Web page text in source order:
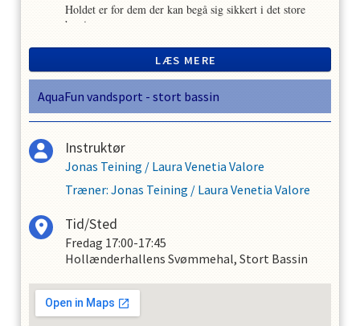
Holdet er for dem der kan begå sig sikkert i det store
bassin.
Vi svømmer i det store bassin. Ugentlig svømmetid er 45
min.
LÆS MERE
AquaFun vandsport - stort bassin
Instruktør
Jonas Teining / Laura Venetia Valore
Træner: Jonas Teining / Laura Venetia Valore
Tid/Sted
Fredag 17:00-17:45
Hollænderhallens Svømmehal, Stort Bassin